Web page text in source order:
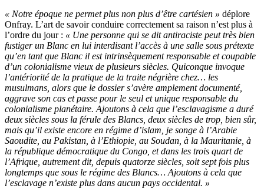
« Notre époque ne permet plus non plus d’être cartésien » déplore
Onfray. L’art de savoir conduire correctement sa raison n’est plus à
l’ordre du jour : « Une personne qui se dit antiraciste peut très bien
fustiger un Blanc en lui interdisant l’accès à une salle sous prétexte
qu’en tant que Blanc il est intrinsèquement responsable et coupable
d’un colonialisme vieux de plusieurs siècles. Quiconque invoque
l’antériorité de la pratique de la traite négrière chez… les
musulmans, alors que le dossier s’avère amplement documenté,
aggrave son cas et passe pour le seul et unique responsable du
colonialisme planétaire. Ajoutons à cela que l’esclavagisme a duré
deux siècles sous la férule des Blancs, deux siècles de trop, bien sûr,
mais qu’il existe encore en régime d’islam, je songe à l’Arabie
Saoudite, au Pakistan, à l’Ethiopie, au Soudan, à la Mauritanie, à
la république démocratique du Congo, et dans les trois quart de
l’Afrique, autrement dit, depuis quatorze siècles, soit sept fois plus
longtemps que sous le régime des Blancs… Ajoutons à cela que
l’esclavage n’existe plus dans aucun pays occidental. »